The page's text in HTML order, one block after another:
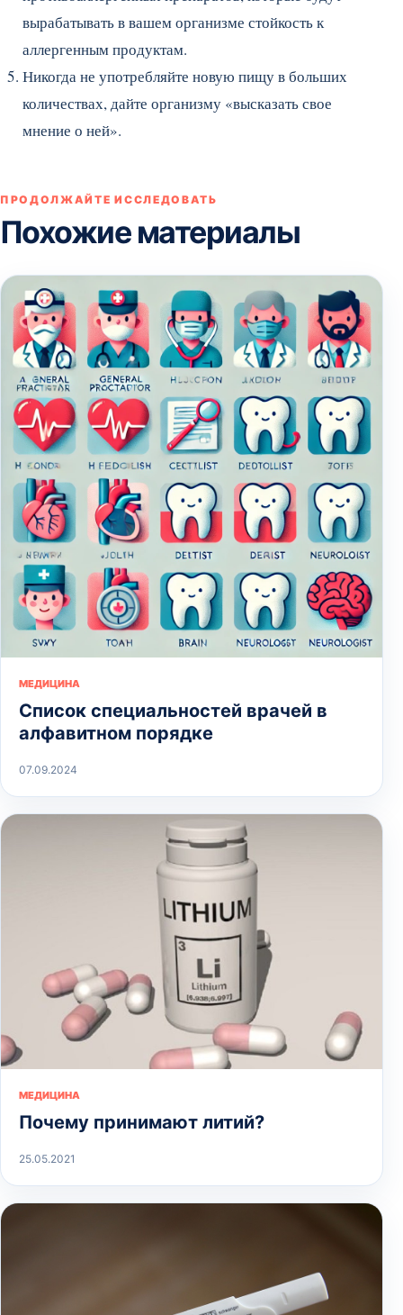
вырабатывать в вашем организме стойкость к
аллергенным продуктам.
Никогда не употребляйте новую пищу в больших
количествах, дайте организму «высказать свое
мнение о ней».
ПРОДОЛЖАЙТЕ ИССЛЕДОВАТЬ
Похожие материалы
МЕДИЦИНА
Список специальностей врачей в
алфавитном порядке
07.09.2024
МЕДИЦИНА
Почему принимают литий?
25.05.2021